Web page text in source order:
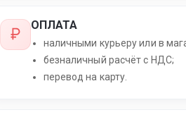
ОПЛАТА
наличными курьеру или в
безналичный расчёт с НДС;
перевод на карту.